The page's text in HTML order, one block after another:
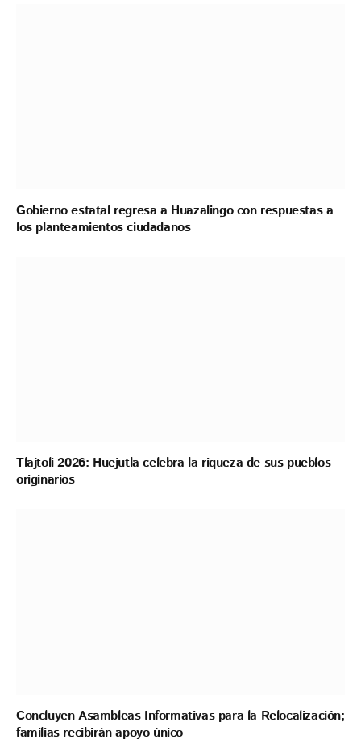
Gobierno estatal regresa a Huazalingo con respuestas a
los planteamientos ciudadanos
Tlajtoli 2026: Huejutla celebra la riqueza de sus pueblos
originarios
Concluyen Asambleas Informativas para la Relocalización;
familias recibirán apoyo único